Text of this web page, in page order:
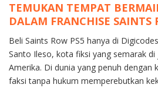
TEMUKAN TEMPAT
DALAM FRANCHISE SAINTS
Beli Saints Row PS5 hanya di
Santo Ileso, kota fiksi yang semarak
Amerika. Di dunia yang penuh dengan
faksi tanpa hukum memperebutkan